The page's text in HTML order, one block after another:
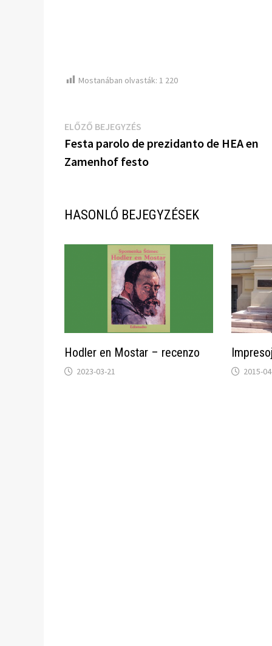
Mostanában olvasták: 1 220
Bejegyzés
navigáció
ELŐZŐ BEJEGYZÉS
bejegyzés:
Festa parolo de prezidanto de HEA en
Zamenhof festo
HASONLÓ BEJEGYZÉSEK
Hodler en Mostar – recenzo
2023-03-21 2015-